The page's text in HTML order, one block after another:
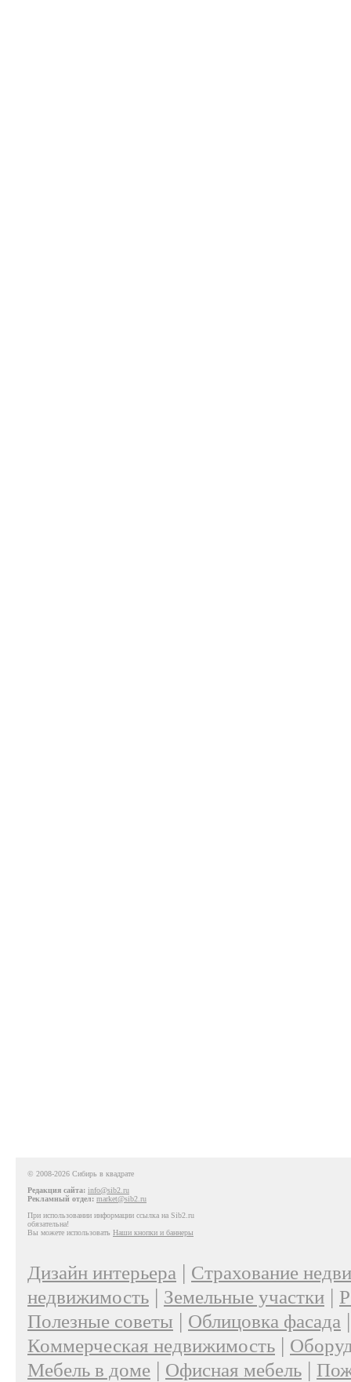
© 2008-2026 Сибирь в квадрате
Редакция сайта: info@sib2.ru
Рекламный отдел: market@sib2.ru
При использовании информации ссылка на Sib2.ru
обязательна!
Вы можете использовать Наши кнопки и баннеры
Дизайн интерьера | Страхование
недвижимость | Земельные участки |
Полезные советы | Облицовка фасада
Коммерческая недвижимость |
Мебель в доме | Офисная мебель |